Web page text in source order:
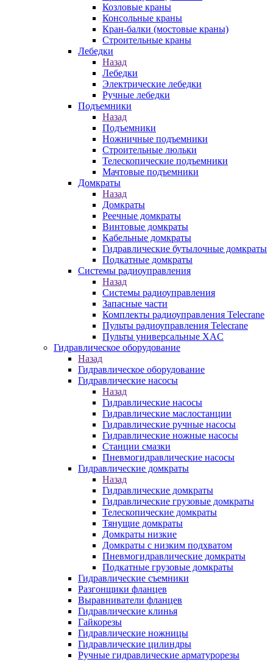
Козловые краны
Консольные краны
Кран-балки (мостовые краны)
Строительные краны
Лебедки
Назад
Лебедки
Электрические лебедки
Ручные лебедки
Подъемники
Назад
Подъемники
Ножничные подъемники
Строительные люльки
Телескопические подъемники
Мачтовые подъемники
Домкраты
Назад
Домкраты
Реечные домкраты
Винтовые домкраты
Кабельные домкраты
Гидравлические бутылочные домкраты
Подкатные домкраты
Системы радиоуправления
Назад
Системы радиоуправления
Запасные части
Комплекты радиоуправления Telecrane
Пульты радиоуправления Telecrane
Пульты универсальные XAC
Гидравлическое оборудование
Назад
Гидравлическое оборудование
Гидравлические насосы
Назад
Гидравлические насосы
Гидравлические маслостанции
Гидравлические ручные насосы
Гидравлические ножные насосы
Станции смазки
Пневмогидравлические насосы
Гидравлические домкраты
Назад
Гидравлические домкраты
Гидравлические грузовые домкраты
Телескопические домкраты
Тянущие домкраты
Домкраты низкие
Домкраты с низким подхватом
Пневмогидравлические домкраты
Подкатные грузовые домкраты
Гидравлические съемники
Разгонщики фланцев
Выравниватели фланцев
Гидравлические клинья
Гайкорезы
Гидравлические ножницы
Гидравлические цилиндры
Ручные гидравлические арматурорезы